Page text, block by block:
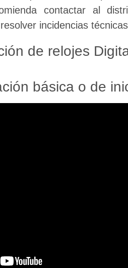
contactar al
incidencias
de relojes
básica o de